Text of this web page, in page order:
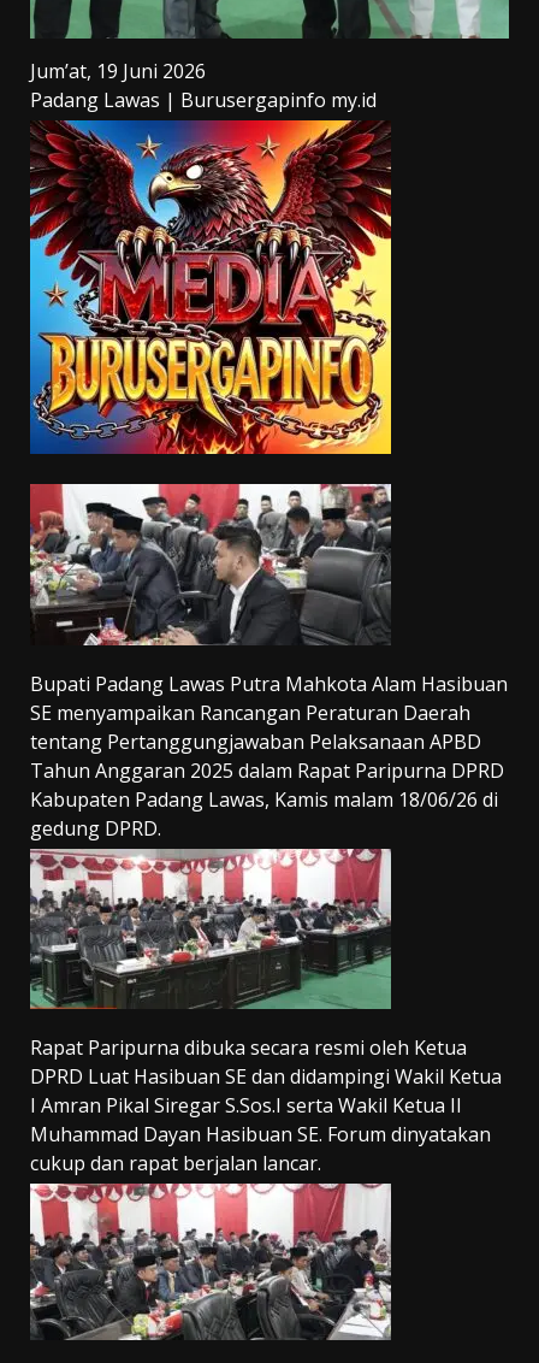
Jum’at, 19 Juni 2026
Padang Lawas | Burusergapinfo my.id
Bupati Padang Lawas Putra Mahkota Alam Hasibuan
SE menyampaikan Rancangan Peraturan Daerah
tentang Pertanggungjawaban Pelaksanaan APBD
Tahun Anggaran 2025 dalam Rapat Paripurna DPRD
Kabupaten Padang Lawas, Kamis malam 18/06/26 di
gedung DPRD.
Rapat Paripurna dibuka secara resmi oleh Ketua
DPRD Luat Hasibuan SE dan didampingi Wakil Ketua
I Amran Pikal Siregar S.Sos.I serta Wakil Ketua II
Muhammad Dayan Hasibuan SE. Forum dinyatakan
cukup dan rapat berjalan lancar.